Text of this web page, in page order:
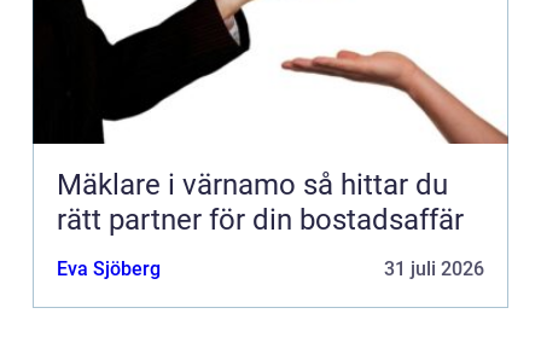
Mäklare i värnamo så hittar du
rätt partner för din bostadsaffär
Eva Sjöberg 31 juli 2026